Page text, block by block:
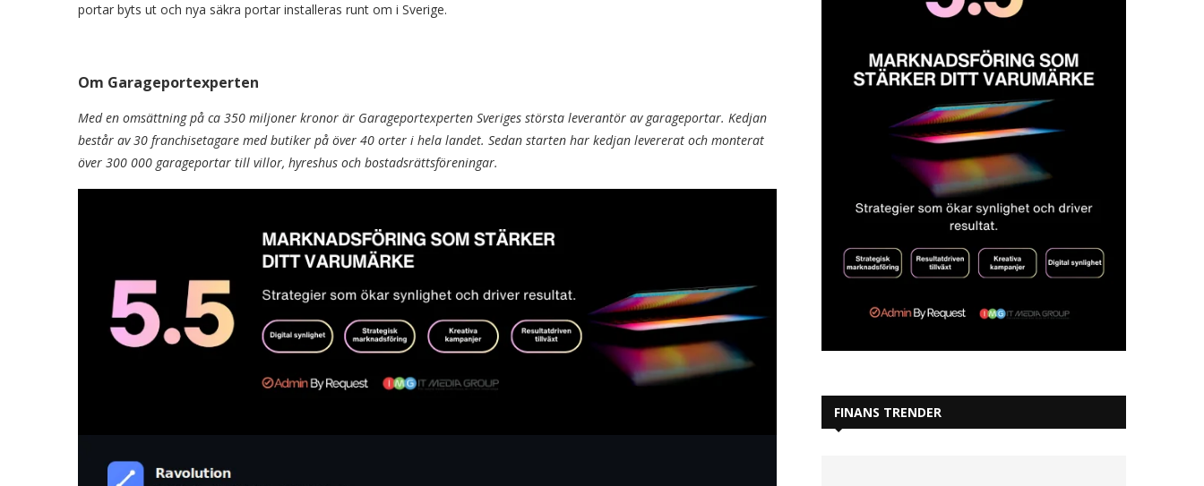
portar byts ut och nya säkra portar installeras runt om i Sverige.
Om Garageportexperten
Med en omsättning på ca 350 miljoner kronor är Garageportexperten Sveriges största leverantör av garageportar. Kedjan
består av 30 franchisetagare med butiker på över 40 orter i hela landet. Sedan starten har kedjan levererat och monterat
över 300 000 garageportar till villor, hyreshus och bostadsrättsföreningar.
FINANS TRENDER